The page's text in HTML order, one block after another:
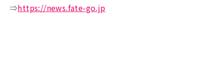
⇒https://news.fate-go.jp